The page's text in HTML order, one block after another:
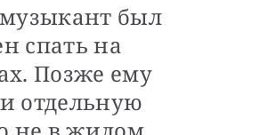
был
спать на
Позже ему
отдельную